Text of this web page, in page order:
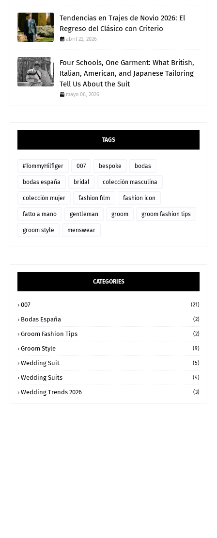
Tendencias en Trajes de Novio 2026: El
Regreso del Clásico con Criterio
abril 22, 2026
Four Schools, One Garment: What British,
Italian, American, and Japanese Tailoring
Tell Us About the Suit
mayo 06, 2026
TAGS
#TommyHilfiger 007 bespoke bodas
bodas españa bridal colección masculina
colección mujer fashion film fashion icon
fatto a mano gentleman groom groom fashion tips
groom style menswear
CATEGORIES
007 (21)
Bodas España (2)
Groom Fashion Tips (2)
Groom Style (9)
Wedding Suit (5)
Wedding Suits (4)
Wedding Trends 2026 (3)